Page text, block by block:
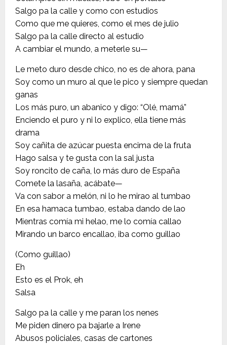
Salgo pa la calle y como con estudios
Como que me quieres, como el mes de julio
Salgo pa la calle directo al estudio
A cambiar el mundo, a meterle su—
Le meto duro desde chico, no es de ahora, pana
Soy como un muro al que le pico y siempre quedan
ganas
Los más puro, un abanico y digo: “Olé, mamá”
Enciendo el puro y ni lo explico, ella tiene más
drama
Soy cañita de azúcar puesta encima de la fruta
Hago salsa y te gusta con la sal justa
Soy roncito de caña, lo más duro de España
Comete la lasaña, acábate—
Va con sabor a melón, ni lo he mirao al tumbao
En esa hamaca tumbao, estaba dando de lao
Mientras comía mi helao, me lo comía callao
Mirando un barco encallao, iba como guillao
(Como guillao)
Eh
Esto es el Prok, eh
Salsa
Salgo pa la calle y me paran los nenes
Me piden dinero pa bajarle a Irene
Abusos policiales, casas de cartones